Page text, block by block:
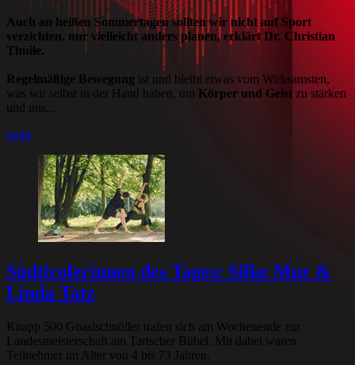
Auch an heißen Sommertagen sollten wir nicht auf Sport
verzichten, nur vielleicht anders planen, erklärt Dr. Christian
Thuile.
Regelmäßige Bewegung ist und bleibt etwas vom Wirksamsten,
was wir selbst in der Hand haben, um Körper und Geist zu stärken
und uns...
mehr
Südtirolerinnen des Tages: Silke Mur &
Linda Tatz
Knapp 500 Goaslschnöller trafen sich am Wochenende zur
Landesmeisterschaft am Tartscher Bühel. Mit dabei waren
Teilnehmer im Alter von 4 bis 73 Jahren.